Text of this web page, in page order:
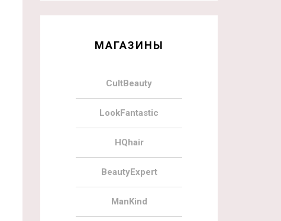
МАГАЗИНЫ
CultBeauty
LookFantastic
HQhair
BeautyExpert
ManKind